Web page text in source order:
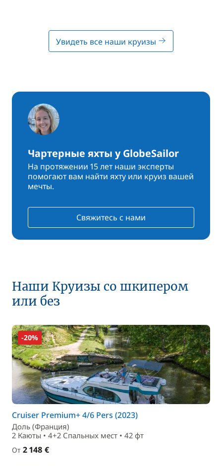
Увидеть все наши круизы
Чартерные яхты у GlobeSailor
На протяжении 15 лет наши эксперты
помогают вам найти яхту или круиз вашей
мечты.
Свяжитесь с нами
Наши Круизы со шкипером
или без
-20%
Cruiser Premium+ 4/6 Pers (2023)
Доль (Франция)
2 Каюты • 4+2 Спальныx мест • 42 фт
От 2 148 €